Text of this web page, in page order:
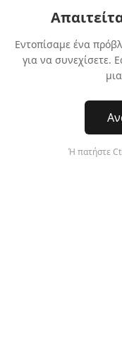
Εντοπίσαμε ένα
για να συνεχίσετε.
Ή πατήστε